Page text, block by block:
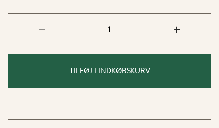
TILFØJ I INDKØBSKURV